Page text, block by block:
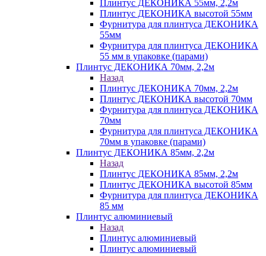
Плинтус ДЕКОНИКА 55мм, 2,2м
Плинтус ДЕКОНИКА высотой 55мм
Фурнитура для плинтуса ДЕКОНИКА
55мм
Фурнитура для плинтуса ДЕКОНИКА
55 мм в упаковке (парами)
Плинтус ДЕКОНИКА 70мм, 2,2м
Назад
Плинтус ДЕКОНИКА 70мм, 2,2м
Плинтус ДЕКОНИКА высотой 70мм
Фурнитура для плинтуса ДЕКОНИКА
70мм
Фурнитура для плинтуса ДЕКОНИКА
70мм в упаковке (парами)
Плинтус ДЕКОНИКА 85мм, 2,2м
Назад
Плинтус ДЕКОНИКА 85мм, 2,2м
Плинтус ДЕКОНИКА высотой 85мм
Фурнитура для плинтуса ДЕКОНИКА
85 мм
Плинтус алюминиевый
Назад
Плинтус алюминиевый
Плинтус алюминиевый